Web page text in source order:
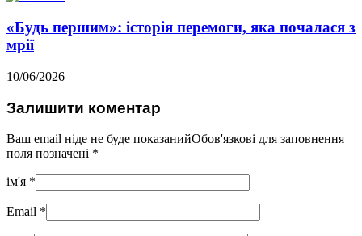
«Будь першим»: історія перемоги, яка почалася з
мрії
10/06/2026
Залишити коментар
Ваш email ніде не буде показанийОбов'язкові для заповнення
поля позначені *
ім'я *
Email *